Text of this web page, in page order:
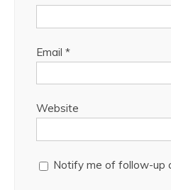
Email *
Website
Notify me of follow-up